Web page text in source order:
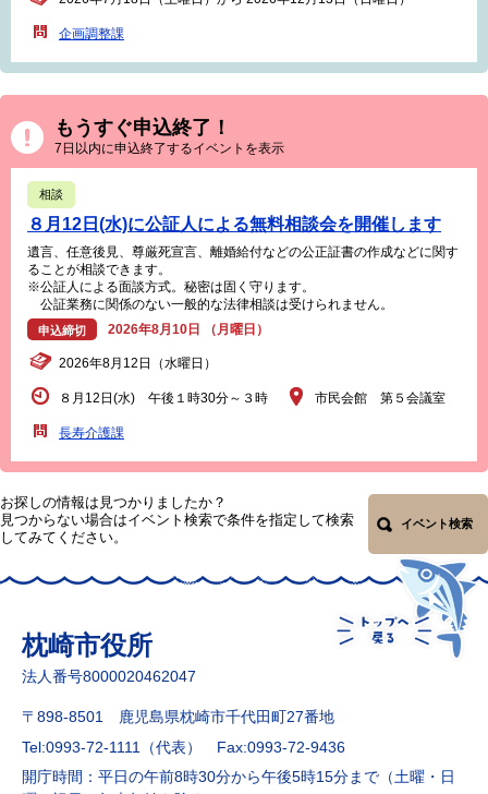
企画調整課
もうすぐ申込終了！
7日以内に申込終了するイベントを表示
相談
８月12日(水)に公証人による無料相談会を開催します
遺言、任意後見、尊厳死宣言、離婚給付などの公正証書の作成などに関す
ることが相談できます。
※公証人による面談方式。秘密は固く守ります。
公証業務に関係のない一般的な法律相談は受けられません。
申込締切 2026年8月10日 （月曜日）
2026年8月12日（水曜日）
８月12日(水) 午後１時30分～３時 市民会館 第５会議室
長寿介護課
お探しの情報は見つかりましたか？
見つからない場合はイベント検索で条件を指定して検索
してみてください。
イベント検索
枕崎市役所
法人番号8000020462047
〒898-8501 鹿児島県枕崎市千代田町27番地
Tel:0993-72-1111（代表）
Fax:0993-72-9436
開庁時間：平日の午前8時30分から午後5時15分まで（土曜・日